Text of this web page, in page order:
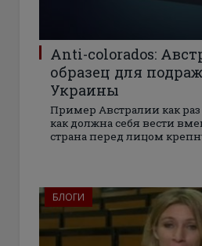
Anti-colorados:
образец для
Украины
Пример Австралии как раз
как должна себя вести
страна перед лицом
БЛОГИ